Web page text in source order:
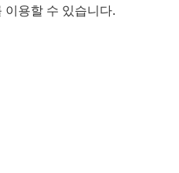
이용할 수 있습니다.